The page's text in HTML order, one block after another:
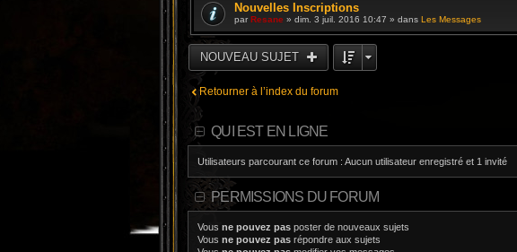
Nouvelles Inscriptions
parResane » dim. 3 juil. 2016 10:47 » dans Les Messages
NOUVEAU SUJET
Retourner à l’index du forum
QUI EST EN LIGNE
Utilisateurs parcourant ce forum : Aucun utilisateur enregistré et 1 invité
PERMISSIONS DU FORUM
Vous ne pouvez pas poster de nouveaux sujets
Vous ne pouvez pas répondre aux sujets